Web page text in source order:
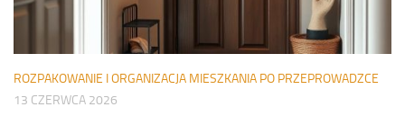
ROZPAKOWANIE I ORGANIZACJA MIESZKANIA PO PRZEPROWADZCE
13 CZERWCA 2026